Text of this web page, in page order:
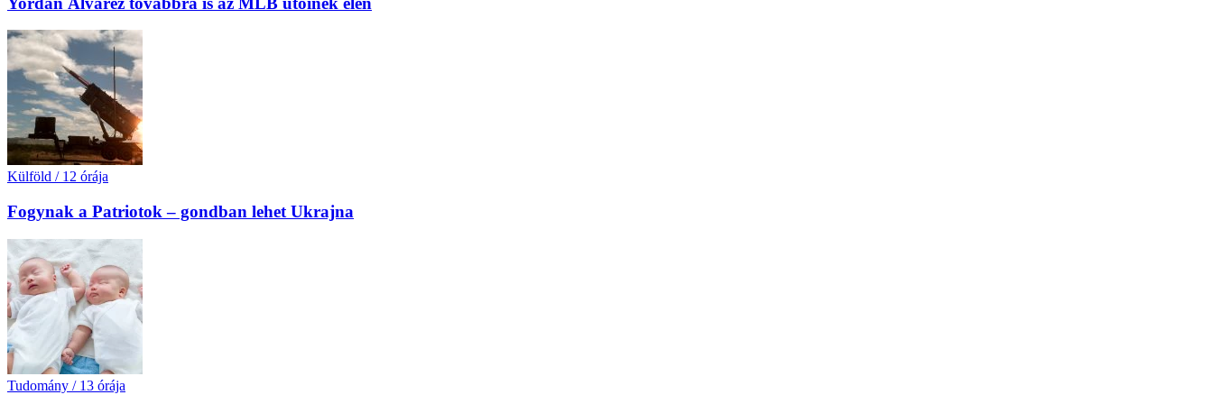
Külföld / 12 órája
Fogynak a Patriotok – gondban lehet Ukrajna
Tudomány / 13 órája